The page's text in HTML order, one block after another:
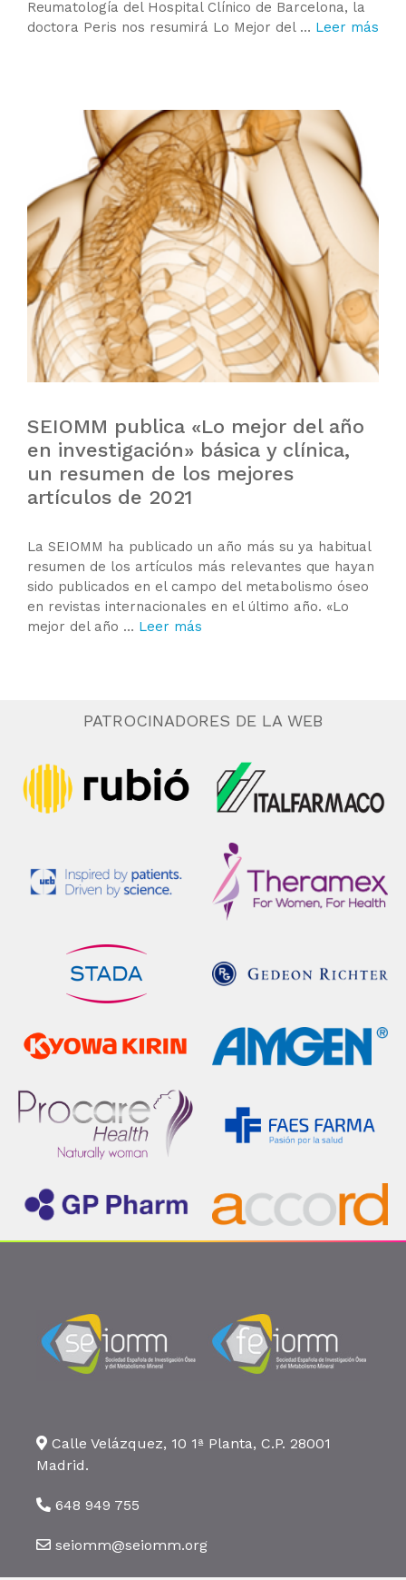
Reumatología del Hospital Clínico de Barcelona, la
doctora Peris nos resumirá Lo Mejor del … Leer más
SEIOMM publica «Lo mejor del año
en investigación» básica y clínica,
un resumen de los mejores
artículos de 2021
La SEIOMM ha publicado un año más su ya habitual
resumen de los artículos más relevantes que hayan
sido publicados en el campo del metabolismo óseo
en revistas internacionales en el último año. «Lo
mejor del año … Leer más
PATROCINADORES DE LA WEB
Calle Velázquez, 10 1ª Planta, C.P. 28001
Madrid.
648 949 755
seiomm@seiomm.org